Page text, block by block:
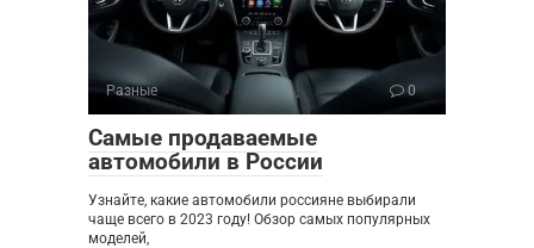
Разные 0
Самые продаваемые
автомобили в России
Узнайте, какие автомобили россияне выбирали
чаще всего в 2023 году! Обзор самых популярных
моделей,